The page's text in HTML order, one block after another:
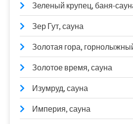
Зеленый крупец, баня-
Зер Гут, сауна
Золотая гора,
Золотое время, сауна
Изумруд, сауна
Империя, сауна